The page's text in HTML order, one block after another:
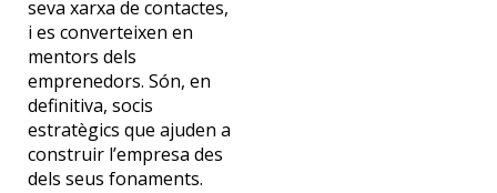
seva xarxa de contactes,
i es converteixen en
mentors dels
emprenedors. Són, en
definitiva, socis
estratègics que ajuden a
construir l’empresa des
dels seus fonaments.